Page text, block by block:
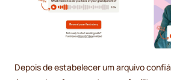
Depois de estabelecer um arquivo